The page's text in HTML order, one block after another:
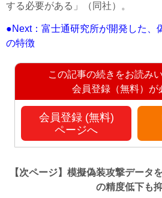
する必要がある」（同社）。
●Next：富士通研究所が開発した、
の特徴
この記事の続きをお読み
会員登録（無料）が
会員登録 (無料)
ページへ
【次ページ】 模擬偽装攻撃データ
の精度低下も